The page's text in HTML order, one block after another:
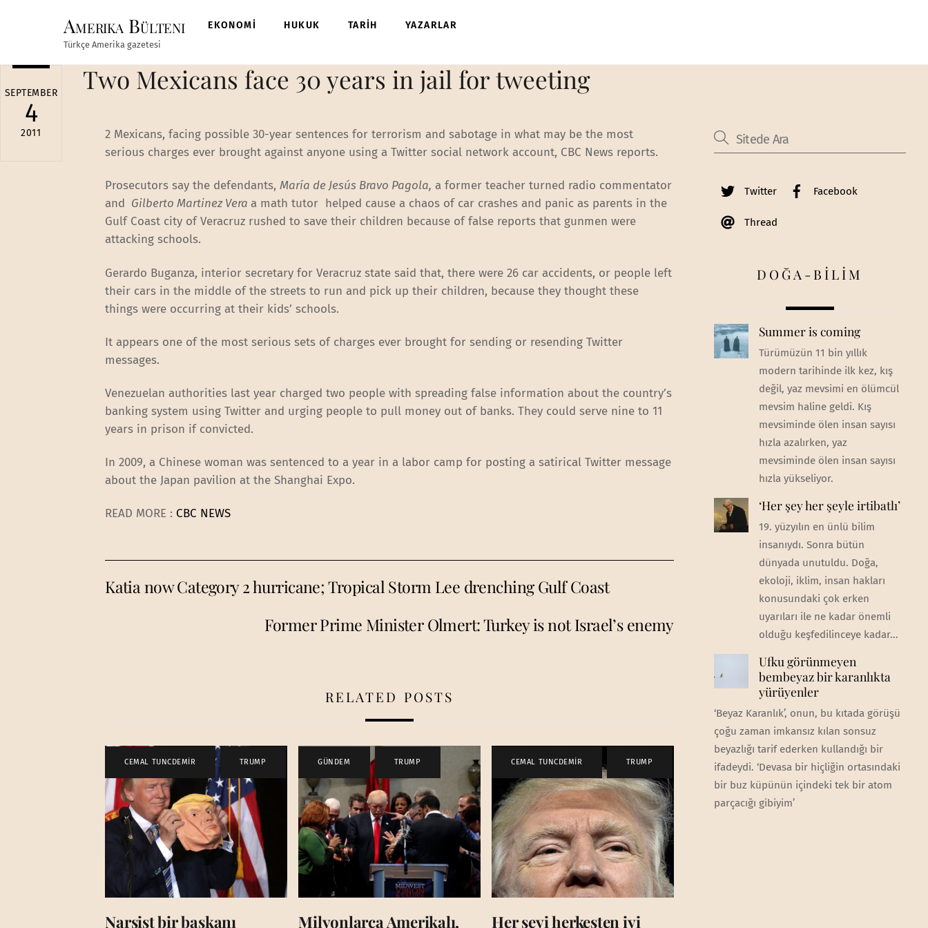
Amerika Bülteni
Türkçe Amerika gazetesi
EKONOMİ HUKUK TARİH YAZARLAR
SEPTEMBER
4
2011
Two Mexicans face 30 years in jail for tweeting
2 Mexicans, facing possible 30-year sentences for terrorism and sabotage in what may be the most
serious charges ever brought against anyone using a Twitter social network account, CBC News reports.
Prosecutors say the defendants,María de Jesús Bravo Pagola, a former teacher turned radio commentator
and Gilberto Martinez Veraa math tutor helped cause a chaos of car crashes and panic as parents in the
Gulf Coast city of Veracruz rushed to save their children because of false reports that gunmen were
attacking schools.
Gerardo Buganza, interior secretary for Veracruz state said that, there were 26 car accidents, or people left
their cars in the middle of the streets to run and pick up their children, because they thought these
things were occurring at their kids’ schools.
It appears one of the most serious sets of charges ever brought for sending or resending Twitter
messages.
Venezuelan authorities last year charged two people with spreading false information about the country’s
banking system using Twitter and urging people to pull money out of banks. They could serve nine to 11
years in prison if convicted.
In 2009, a Chinese woman was sentenced to a year in a labor camp for posting a satirical Twitter message
about the Japan pavilion at the Shanghai Expo.
READ MORE : CBC NEWS
Katia now Category 2 hurricane; Tropical Storm Lee drenching Gulf Coast
Former Prime Minister Olmert: Turkey is not Israel’s enemy
RELATED POSTS
CEMAL TUNCDEMİR , TRUMP
Narsist bir başkanı
GÜNDEM , TRUMP
Milyonlarca Amerikalı,
CEMAL TUNCDEMİR TRUMP
Her şeyi herkesten iyi
Twitter Facebook
Thread
DOĞA-BİLİM
Summer is coming
Türümüzün 11 bin yıllık
modern tarihinde ilk kez, kış
değil, yaz mevsimi en ölümcül
mevsim haline geldi. Kış
mevsiminde ölen insan sayısı
hızla azalırken, yaz
mevsiminde ölen insan sayısı
hızla yükseliyor.
‘Her şey her şeyle irtibatlı’
19. yüzyılın en ünlü bilim
insanıydı. Sonra bütün
dünyada unutuldu. Doğa,
ekoloji, iklim, insan hakları
konusundaki çok erken
uyarıları ile ne kadar önemli
olduğu keşfedilinceye kadar...
Ufku görünmeyen
bembeyaz bir karanlıkta
yürüyenler
‘Beyaz Karanlık’, onun, bu kıtada görüşü
çoğu zaman imkansız kılan sonsuz
beyazlığı tarif ederken kullandığı bir
ifadeydi. ‘Devasa bir hiçliğin ortasındaki
bir buz küpünün içindeki tek bir atom
parçacığı gibiyim’